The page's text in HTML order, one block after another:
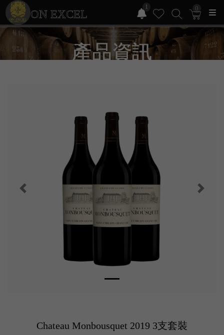
ON EXCEL
1 0
產品資訊
Chateau Monbousquet 2019 3支套裝